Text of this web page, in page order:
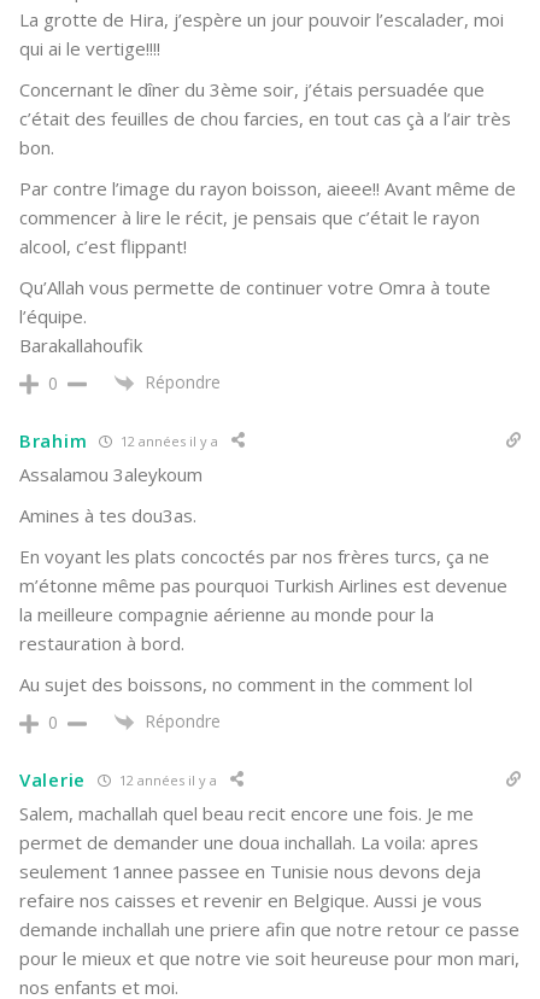
La grotte de Hira, j’espère un jour pouvoir l’escalader, moi
qui ai le vertige!!!!
Concernant le dîner du 3ème soir, j’étais persuadée que
c’était des feuilles de chou farcies, en tout cas çà a l’air très
bon.
Par contre l’image du rayon boisson, aieee!! Avant même de
commencer à lire le récit, je pensais que c’était le rayon
alcool, c’est flippant!
Qu’Allah vous permette de continuer votre Omra à toute
l’équipe.
Barakallahoufik
0 Répondre
Brahim 12 années il y a
Assalamou 3aleykoum
Amines à tes dou3as.
En voyant les plats concoctés par nos frères turcs, ça ne
m’étonne même pas pourquoi Turkish Airlines est devenue
la meilleure compagnie aérienne au monde pour la
restauration à bord.
Au sujet des boissons, no comment in the comment lol
0 Répondre
Valerie 12 années il y a
Salem, machallah quel beau recit encore une fois. Je me
permet de demander une doua inchallah. La voila: apres
seulement 1annee passee en Tunisie nous devons deja
refaire nos caisses et revenir en Belgique. Aussi je vous
demande inchallah une priere afin que notre retour ce passe
pour le mieux et que notre vie soit heureuse pour mon mari,
nos enfants et moi.